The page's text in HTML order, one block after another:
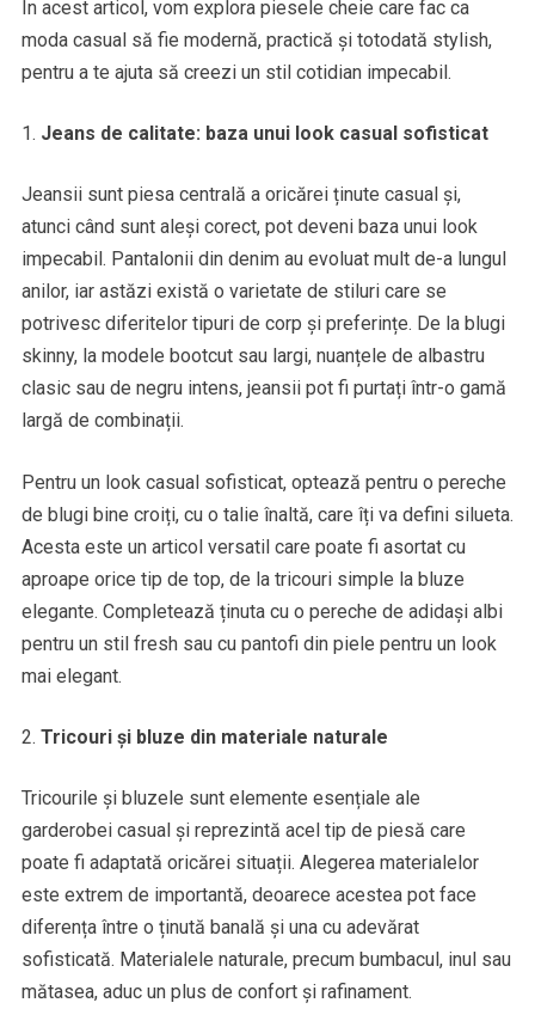
În acest articol, vom explora piesele cheie care fac ca
moda casual să fie modernă, practică și totodată stylish,
pentru a te ajuta să creezi un stil cotidian impecabil.
Jeans de calitate: baza unui look casual sofisticat
Jeansii sunt piesa centrală a oricărei ținute casual și,
atunci când sunt aleși corect, pot deveni baza unui look
impecabil. Pantalonii din denim au evoluat mult de-a lungul
anilor, iar astăzi există o varietate de stiluri care se
potrivesc diferitelor tipuri de corp și preferințe. De la blugi
skinny, la modele bootcut sau largi, nuanțele de albastru
clasic sau de negru intens, jeansii pot fi purtați într-o gamă
largă de combinații.
Pentru un look casual sofisticat, optează pentru o pereche
de blugi bine croiți, cu o talie înaltă, care îți va defini silueta.
Acesta este un articol versatil care poate fi asortat cu
aproape orice tip de top, de la tricouri simple la bluze
elegante. Completează ținuta cu o pereche de adidași albi
pentru un stil fresh sau cu pantofi din piele pentru un look
mai elegant.
Tricouri și bluze din materiale naturale
Tricourile și bluzele sunt elemente esențiale ale
garderobei casual și reprezintă acel tip de piesă care
poate fi adaptată oricărei situații. Alegerea materialelor
este extrem de importantă, deoarece acestea pot face
diferența între o ținută banală și una cu adevărat
sofisticată. Materialele naturale, precum bumbacul, inul sau
mătasea, aduc un plus de confort și rafinament.